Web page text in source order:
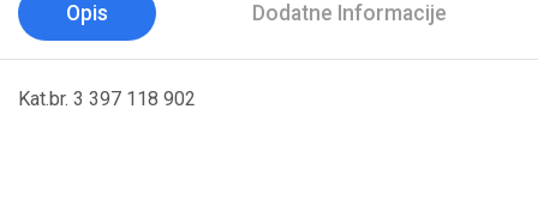
Opis Dodatne Informacije
Kat.br. 3 397 118 902